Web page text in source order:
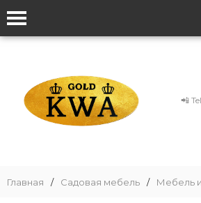
📲
Главная / Садовая мебель / Мебель